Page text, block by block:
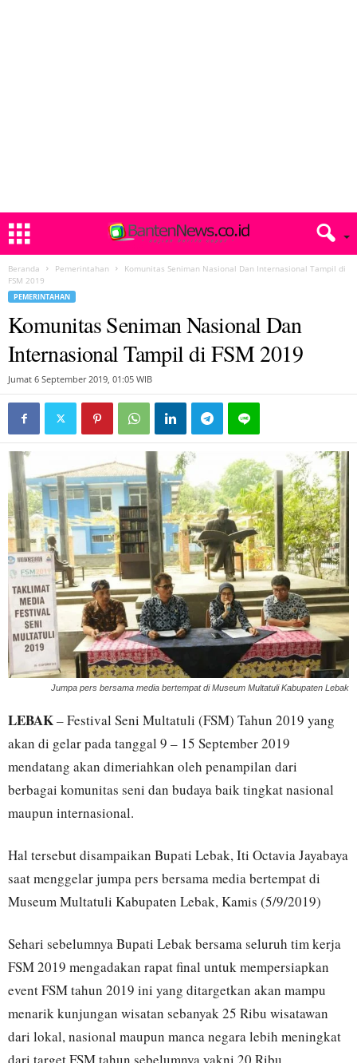
Beranda Pemerintahan
Komunitas Seniman Nasional Dan Internasional Tampil di
FSM 2019
PEMERINTAHAN
Komunitas Seniman Nasional Dan
Internasional Tampil di FSM 2019
Jumat 6 September 2019, 01:05 WIB
Jumpa pers bersama media bertempat di Museum Multatuli Kabupaten Lebak
LEBAK– Festival Seni Multatuli (FSM) Tahun 2019 yang
akan di gelar pada tanggal 9 – 15 September 2019
mendatang akan dimeriahkan oleh penampilan dari
berbagai komunitas seni dan budaya baik tingkat nasional
maupun internasional.
Hal tersebut disampaikan Bupati Lebak, Iti Octavia Jayabaya
saat menggelar jumpa pers bersama media bertempat di
Museum Multatuli Kabupaten Lebak, Kamis (5/9/2019)
Sehari sebelumnya Bupati Lebak bersama seluruh tim kerja
FSM 2019 mengadakan rapat final untuk mempersiapkan
event FSM tahun 2019 ini yang ditargetkan akan mampu
menarik kunjungan wisatan sebanyak 25 Ribu wisatawan
dari lokal, nasional maupun manca negara lebih meningkat
dari target FSM tahun sebelumnya yakni 20 Ribu